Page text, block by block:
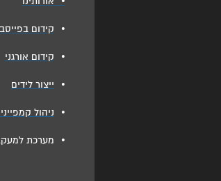
• קידום
• קידום אורגני
• ייצור לידים
• ניהול
• מערכת